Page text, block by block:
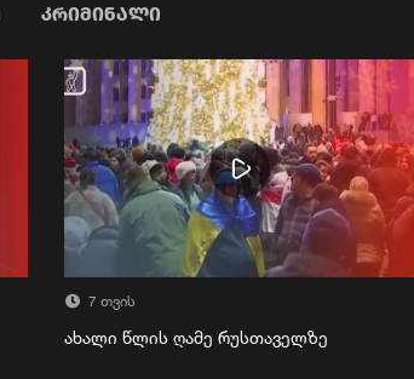
ᲙᲠᲘᲛᲘᲜᲐᲚᲘ
7 თვის
ახალი წლის ღამე რუსთაველზე